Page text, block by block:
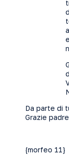
Da parte di
Grazie
{morfeo 11}